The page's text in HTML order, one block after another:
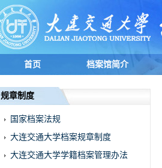
首页 档案馆简介
规章制度
国家档案法规
大连交通大学档案规章制度
大连交通大学学籍档案管理办法